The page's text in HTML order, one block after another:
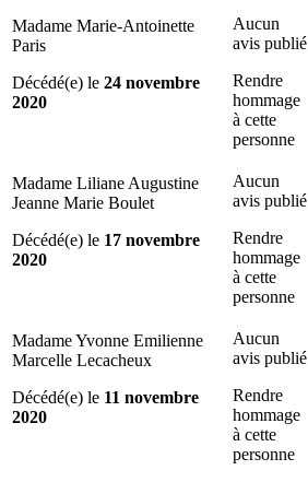
Madame Marie-Antoinette
Paris
Décédé(e) le 24 novembre
2020
Aucun
avis publié
Rendre
hommage
à cette
personne
Madame Liliane Augustine
Jeanne Marie Boulet
Décédé(e) le 17 novembre
2020
Aucun
avis publié
Rendre
hommage
à cette
personne
Madame Yvonne Emilienne
Marcelle Lecacheux
Décédé(e) le 11 novembre
2020
Aucun
avis publié
Rendre
hommage
à cette
personne